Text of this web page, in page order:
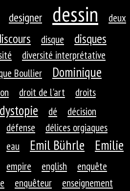
designer dessin
deux
disque disques
diversité interprétative
Boullier
Dominique
droit de l'art droits
dystopie dé
décision
défense
délices orgiaques
eau Emil Bührle
Emilie
empire english
enquête
enquêteur
enseignement